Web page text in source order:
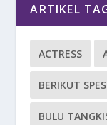
ARTIKEL
ACTRESS
BERIKUT
BULU